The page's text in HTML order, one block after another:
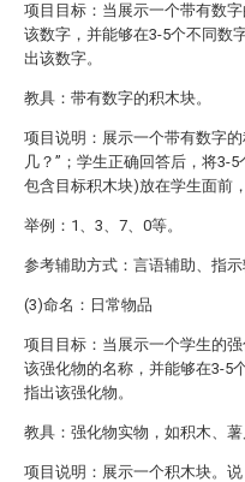
项目目标：当展示一个带有数
该数字，并能够在3-5个不同数
出该数字。
教具：带有数字的积木块。
项目说明：展示一个带有数字
几？”；学生正确回答后，将3-
包含目标积木块)放在学生面前
举例：1、3、7、0等。
参考辅助方式：言语辅助、指示
(3)命名：日常物品
项目目标：当展示一个学生的
该强化物的名称，并能够在3-5
指出该强化物。
教具：强化物实物，如积木、薯
项目说明：展示一个积木块。